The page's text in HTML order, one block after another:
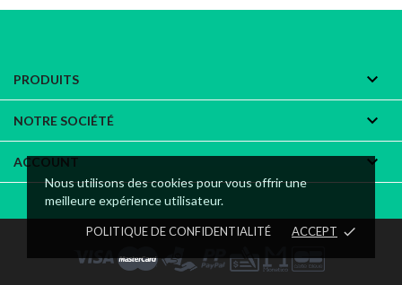
Nous utilisons des cookies pour vous offrir une
meilleure expérience utilisateur.
POLITIQUE DE CONFIDENTIALITÉ ACCEPT done
PRODUITS 
NOTRE SOCIÉTÉ 
ACCOUNT 